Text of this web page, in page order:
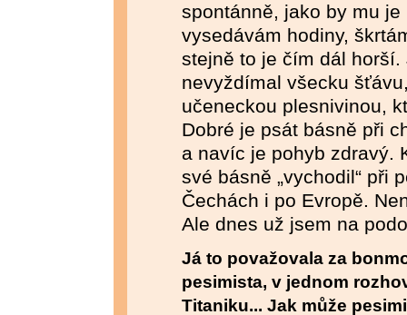
spontánně, jako by mu
vysedávám hodiny,
stejně to je čím dál
nevyždímal všecku
učeneckou plesnivinou,
Dobré je psát básně při
a navíc je pohyb zdravý.
své básně „vychodil“ při
Čechách i po Evropě.
Ale dnes už jsem na
Já to považovala za
pesimista, v jednom
Titaniku... Jak může